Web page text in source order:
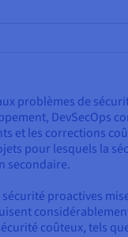
problèmes de
DevSecOps
et les corrections
pour lesquels la
secondaire.
sécurité proactives
coûteux, tels